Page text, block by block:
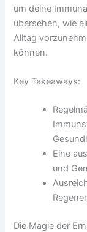
um deine
übersehen, wie
Alltag
können.
Key Takeaways:
Eine
und
Die Magie der